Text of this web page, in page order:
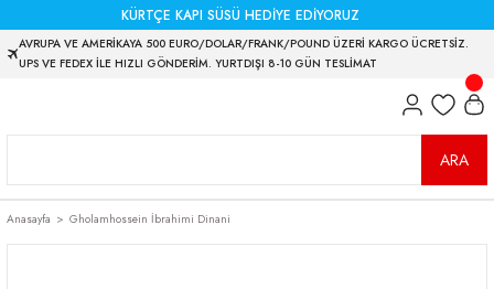
KÜRTÇE KAPI SÜSÜ HEDİYE EDİYORUZ
AVRUPA VE AMERİKAYA 500 EURO/DOLAR/FRANK/POUND ÜZERİ KARGO ÜCRETSİZ.
UPS VE FEDEX İLE HIZLI GÖNDERİM. YURTDIŞI 8-10 GÜN TESLİMAT
ARA
Anasayfa Gholamhossein İbrahimi Dinani